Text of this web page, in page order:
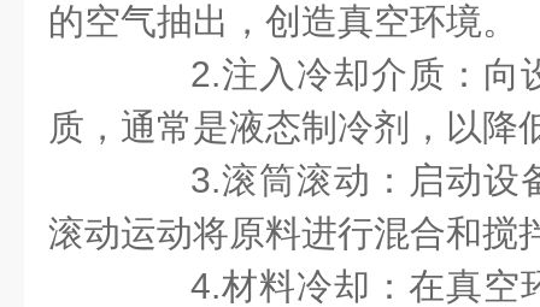
的空气抽出，创造真空环境。
2.注入冷却介质：向
质，通常是液态制冷剂，以降
3.滚筒滚动：启动设
滚动运动将原料进行混合和搅
4.材料冷却：在真空